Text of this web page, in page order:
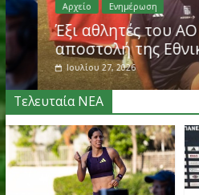
Αρχείο Ενημέρωση
Έξι αθλητές
αποστολή της
Ιουλίου 27, 2026
Τελευταία ΝΕΑ